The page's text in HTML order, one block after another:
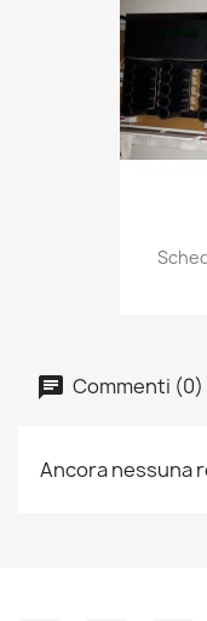
Commenti (0)
Ancora nessuna